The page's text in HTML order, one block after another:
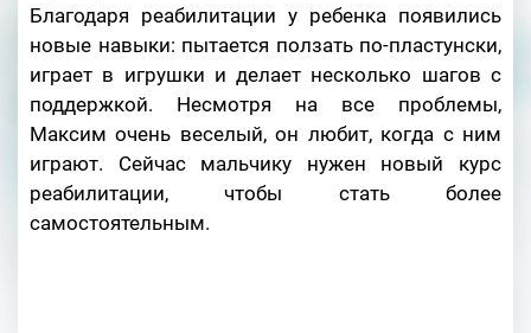
Благодаря реабилитации у ребенка появились
новые навыки: пытается ползать по-пластунски,
играет в игрушки и делает несколько шагов с
поддержкой. Несмотря на все проблемы,
Максим очень веселый, он любит, когда с ним
играют. Сейчас мальчику нужен новый курс
реабилитации, чтобы стать более
самостоятельным.